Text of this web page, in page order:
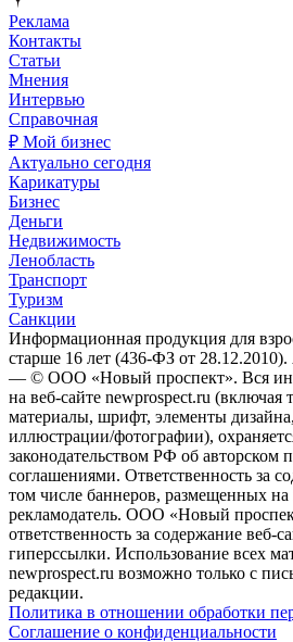
Реклама
Контакты
Статьи
Мнения
Интервью
Справочная
₽ Мой бизнес
Актуально сегодня
Карикатуры
Бизнес
Деньги
Недвижимость
Ленобласть
Транспорт
Туризм
Санкции
Информационная продукция для
старше 16 лет (436-ФЗ от
— © ООО «Новый проспект». Вся
на веб-сайте newprospect.ru (включая
материалы, шрифт, элементы
иллюстрации/фотографии),
законодательством РФ об
соглашениями. Ответственность за
том числе баннеров, размещенных на
рекламодатель. ООО «Новый
ответственность за содержание веб-
гиперссылки. Использование всех
newprospect.ru возможно только с
редакции.
Политика в отношении обработки
Соглашение о конфиденциальности